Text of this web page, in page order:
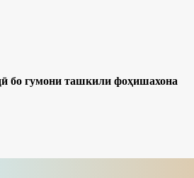
бо гумони ташкили фоҳишахона